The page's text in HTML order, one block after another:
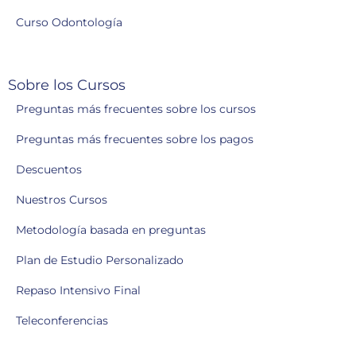
Curso Odontología
Sobre los Cursos
Preguntas más frecuentes sobre los cursos
Preguntas más frecuentes sobre los pagos
Descuentos
Nuestros Cursos
Metodología basada en preguntas
Plan de Estudio Personalizado
Repaso Intensivo Final
Teleconferencias